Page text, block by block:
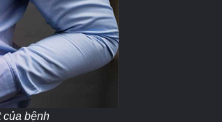
của bệnh